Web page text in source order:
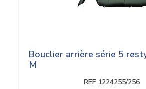
Bouclier arrière série 5
M
REF 1224255/256